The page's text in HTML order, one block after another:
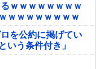
ｗｗｗｗｗｗｗｗ
ｗｗｗｗｗｗｗｗ
を公約に掲げてい
う条件付き」